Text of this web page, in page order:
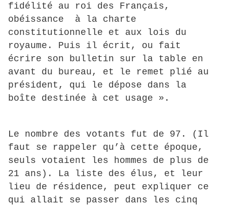
fidélité au roi des Français,
obéissance à la charte
constitutionnelle et aux lois du
royaume. Puis il écrit, ou fait
écrire son bulletin sur la table en
avant du bureau, et le remet plié au
président, qui le dépose dans la
boîte destinée à cet usage ».
Le nombre des votants fut de 97. (Il
faut se rappeler qu’à cette époque,
seuls votaient les hommes de plus de
21 ans). La liste des élus, et leur
lieu de résidence, peut expliquer ce
qui allait se passer dans les cinq